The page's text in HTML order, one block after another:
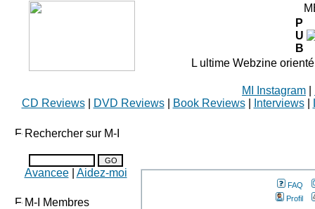
P
U
B
L ultime Webzine
MI Instagram
CD Reviews| DVD Reviews| Book Reviews| Interviews|
Rechercher sur M-I
Avancee| Aidez-moi
M-I Membres
FAQ
Profil